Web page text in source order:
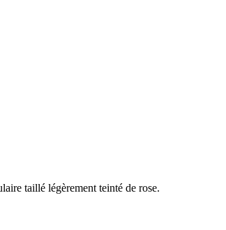
taillé légèrement teinté de rose.